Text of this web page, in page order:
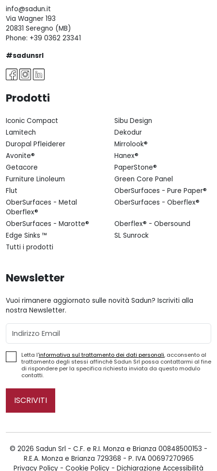
info@sadun.it
Via Wagner 193
20831 Seregno (MB)
Phone: +39 0362 23341
#sadunsrl
Prodotti
Iconic Compact
Sibu Design
Lamitech
Dekodur
Duropal Pfleiderer
Mirrolook®
Avonite®
Hanex®
Getacore
PaperStone®
Furniture Linoleum
Green Core Panel
Flut
OberSurfaces - Pure Paper®
OberSurfaces - Metal
Oberflex®
OberSurfaces - Oberflex®
OberSurfaces - Marotte®
Oberflex® - Obersound
Edge Sinks ™
SL Sunrock
Tutti i prodotti
Newsletter
Vuoi rimanere aggiornato sulle novità Sadun? Iscriviti alla
nostra Newsletter.
Email
Letta l'informativa sul trattamento dei dati personali, acconsento al
trattamento degli stessi affinché Sadun Srl possa contattarmi al fine
di rispondere per la specifica richiesta inviata da questo modulo
contatti.
ISCRIVITI
© 2026 Sadun Srl - C.F. e R.I. Monza e Brianza 00848500153 -
R.E.A. Monza e Brianza 729368 - P. IVA 00697270965
Privacy Policy - Cookie Policy - Dichiarazione Accessibilità